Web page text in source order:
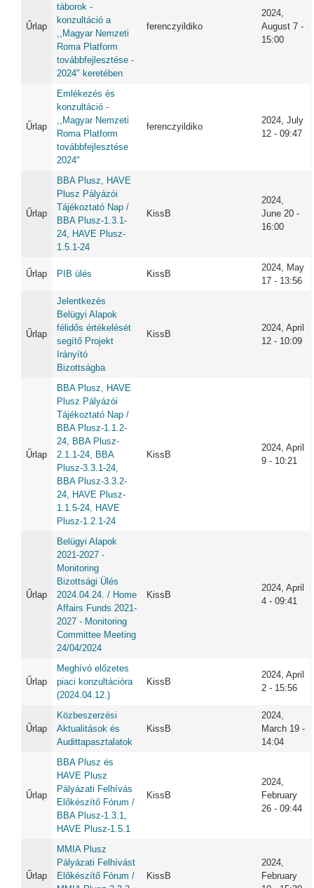
Űrlap
táborok -
konzultáció a
,,Magyar Nemzeti
Roma Platform
továbbfejlesztése -
2024" keretében
ferenczyildiko
2024,
August 7 -
15:00
Űrlap
Emlékezés és
konzultáció -
,,Magyar Nemzeti
Roma Platform
továbbfejlesztése
2024"
ferenczyildiko
2024, July
12 - 09:47
Űrlap
BBA Plusz, HAVE
Plusz Pályázói
Tájékoztató Nap /
BBA Plusz-1.3.1-
24, HAVE Plusz-
1.5.1-24
KissB
2024,
June 20 -
16:00
Űrlap PIB ülés KissB
2024, May
17 - 13:56
Űrlap
Jelentkezés
Belügyi Alapok
félidős értékelését
segítő Projekt
Irányító
Bizottságba
KissB
2024, April
12 - 10:09
Űrlap
BBA Plusz, HAVE
Plusz Pályázói
Tájékoztató Nap /
BBA Plusz-1.1.2-
24, BBA Plusz-
2.1.1-24, BBA
Plusz-3.3.1-24,
BBA Plusz-3.3.2-
24, HAVE Plusz-
1.1.5-24, HAVE
Plusz-1.2.1-24
KissB
2024, April
9 - 10:21
Űrlap
Belügyi Alapok
2021-2027 -
Monitoring
Bizottsági Ülés
2024.04.24. / Home
Affairs Funds 2021-
2027 - Monitoring
Committee Meeting
24/04/2024
KissB
2024, April
4 - 09:41
Űrlap
Meghívó előzetes
piaci konzultációra
(2024.04.12.)
KissB
2024, April
2 - 15:56
Űrlap
Közbeszerzési
Aktualitások és
Audittapasztalatok
KissB
2024,
March 19 -
14:04
Űrlap
BBA Plusz és
HAVE Plusz
Pályázati Felhívás
Előkészítő Fórum /
BBA Plusz-1.3.1,
HAVE Plusz-1.5.1
KissB
2024,
February
26 - 09:44
Űrlap
MMIA Plusz
Pályázati Felhívást
Előkészítő Fórum /
KissB
2024,
February